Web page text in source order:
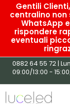
Gentili
centralino
WhatsApp
rispondere
eventuali
0882 64 55 72 |
09:00/13:00 -